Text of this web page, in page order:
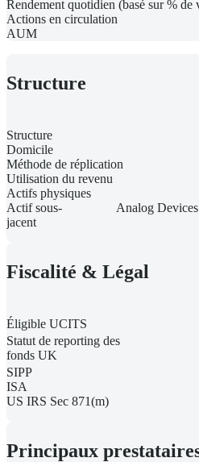
Rendement quotidien (basé sur %
Actions en circulation
AUM
Structure
Structure
Domicile
Méthode de réplication
Utilisation du revenu
Actifs physiques
Actif sous-
jacent
Analog
Fiscalité & Légal
Éligible UCITS
Statut de reporting des
fonds UK
SIPP
ISA
US IRS Sec 871(m)
Principaux